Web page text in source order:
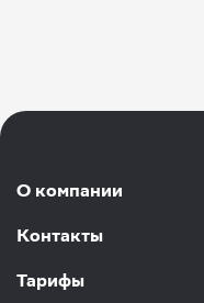
О компании
Контакты
Тарифы